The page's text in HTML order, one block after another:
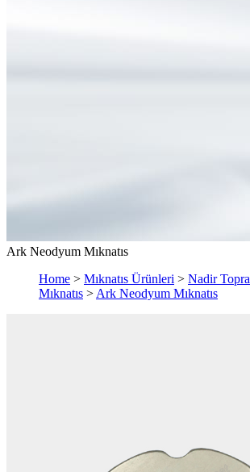
Ark Neodyum Mıknatıs
Home > Mıknatıs Ürünleri > Nadir
Mıknatıs > Ark Neodyum Mıknatıs